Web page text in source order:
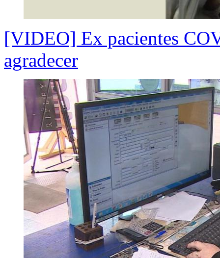
[VIDEO] Ex pacientes
agradecer